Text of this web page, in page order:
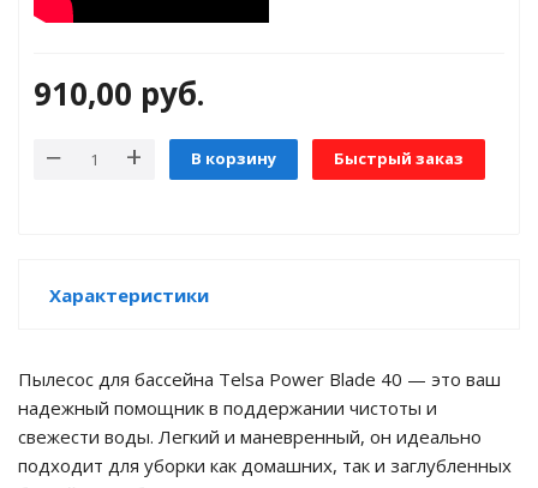
ИБП
910,00 руб.
В корзину Быстрый заказ
Характеристики
Пылесос для бассейна Telsa Power Blade 40 — это ваш
надежный помощник в поддержании чистоты и
свежести воды. Легкий и маневренный, он идеально
подходит для уборки как домашних, так и заглубленных